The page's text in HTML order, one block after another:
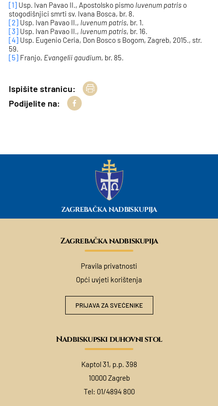
[1] Usp. Ivan Pavao II., Apostolsko pismo Iuvenum patris o
stogodišnjici smrti sv. Ivana Bosca, br. 8.
[2] Usp. Ivan Pavao II., Iuvenum patris, br. 1.
[3] Usp. Ivan Pavao II., Iuvenum patris, br. 16.
[4] Usp. Eugenio Ceria, Don Bosco s Bogom, Zagreb, 2015., str.
59.
[5] Franjo, Evangelii gaudium, br. 85.
Ispišite stranicu:
Podijelite na:
ZAGREBAČKA NADBISKUPIJA
Zagrebačka nadbiskupija
Pravila privatnosti
Opći uvjeti korištenja
PRIJAVA ZA SVEĆENIKE
Nadbiskupski duhovni stol
Kaptol 31, p.p. 398
10000 Zagreb
Tel: 01/4894 800